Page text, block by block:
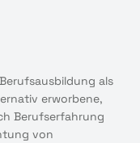
als
erworbene,
Berufserfahrung
von